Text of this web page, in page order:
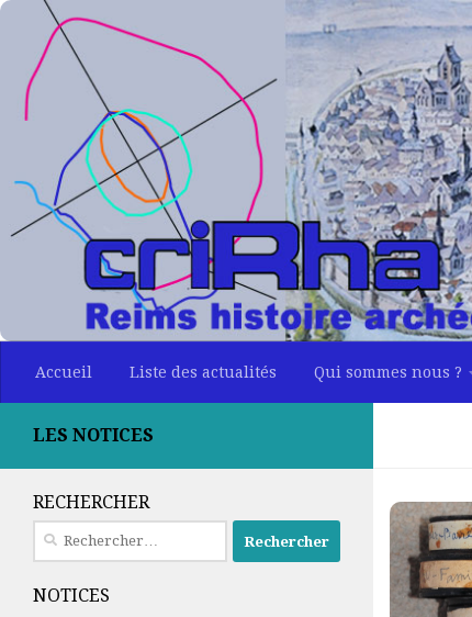
Skip to content
Accueil Liste des actualités Qui sommes nous ?
LES NOTICES
RECHERCHER
Rechercher :
NOTICES